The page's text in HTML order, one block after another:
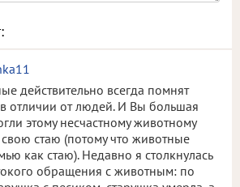
действительно всегда помнят
отличии от людей. И Вы большая
этому несчастному животному
стаю (потому что животные
как стаю). Недавно я столкнулась
обращения с животным: по